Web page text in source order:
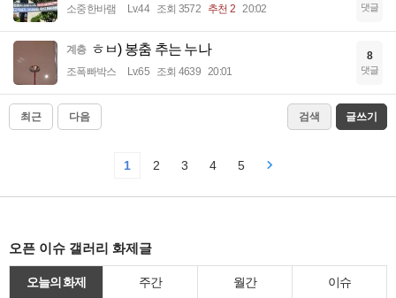
소중한바램 Lv.44 조회 3572 추천 2 20:02 댓글
계층 ㅎㅂ) 봉춤 추는 누나
조폭빠박스 Lv.65 조회 4639 20:01
8
댓글
최근 다음 검색 글쓰기
1 2 3 4 5
오픈 이슈 갤러리 화제글
오늘의 화제 주간 월간 이슈